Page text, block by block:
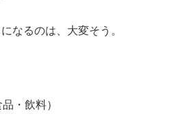
なるのは、大変そう。
・飲料）